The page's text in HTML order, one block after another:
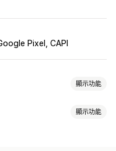
Pixel, CAPI
顯示功能
顯示功能